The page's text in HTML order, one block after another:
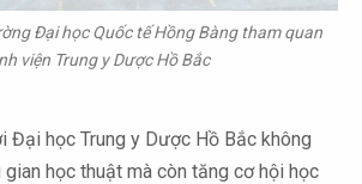
Đại học Quốc tế Hồng Bàng tham quan
viện Trung y Dược Hồ Bắc
Đại học Trung y Dược Hồ Bắc không
học thuật mà còn tăng cơ hội học